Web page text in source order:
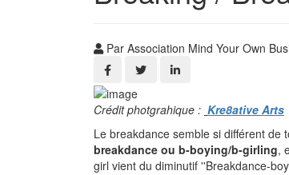
Par Association Mind Your Own
Crédit photgrahique : Kre8ative Arts
Le breakdance semble si différent
breakdance ou b-boying/b-girling,
girl vient du diminutif ''Breakdance-